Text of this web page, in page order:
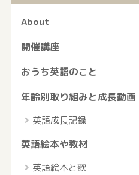
About
開催講座
おうち英語のこと
年齢別取り組みと成長動画
英語成長記録
英語絵本や教材
英語絵本と歌